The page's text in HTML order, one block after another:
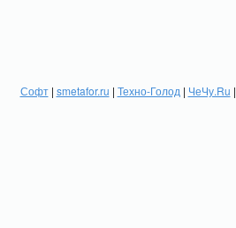
Софт| smetafor.ru | Техно-Голод | ЧеЧу.Ru |